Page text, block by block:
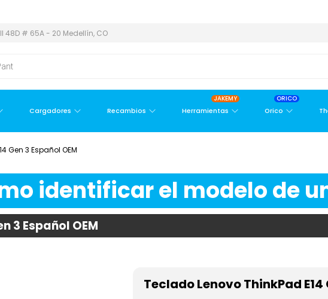
# 65A - 20 Medellín, CO
Cargadores Recambios Herramientas
JAKEMY
Orico
ORICO
Gen 3 Español OEM
identificar el modelo de
3 Español OEM
Teclado Lenovo ThinkPad E14